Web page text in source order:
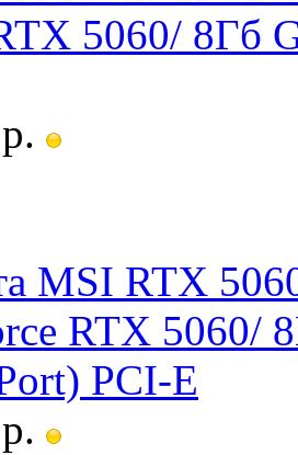
5060/ 8Гб
MSI RTX
RTX 5060/
PCI-E